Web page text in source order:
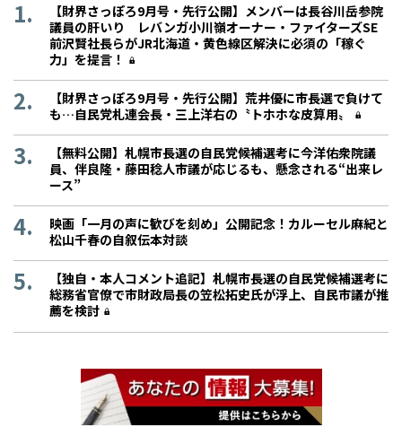
【財界さっぽろ9月号・先行公開】メンバーは長谷川岳参院
議員の肝いり レバンガ小川嶺オーナー・ファイターズSE
前沢賢社長らがJR北海道・黄色線区解決に必須の「稼ぐ
力」を提言！
【財界さっぽろ9月号・先行公開】荒井優に市長選で負けて
も…自民党札連会長・三上洋右の〝トホホな皮算用〟
【無料公開】札幌市長選の自民党候補選考に今洋佑衆院議
員、伴良隆・藤田稔人市議が応じるも、懸念される“出来レ
ース”
映画「一月の声に歓びを刻め」公開記念！カルーセル麻紀と
松山千春の自叙伝本対談
【独自・本人コメント追記】札幌市長選の自民党候補選考に
総務省官僚で市財政局長の笠松拓史氏が浮上、自民市議が推
薦を検討